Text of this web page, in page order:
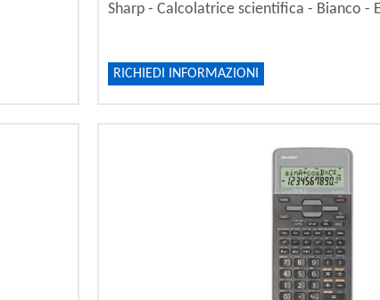
Sharp - Calcolatrice scientifica - Bianco -
RICHIEDI INFORMAZIONI